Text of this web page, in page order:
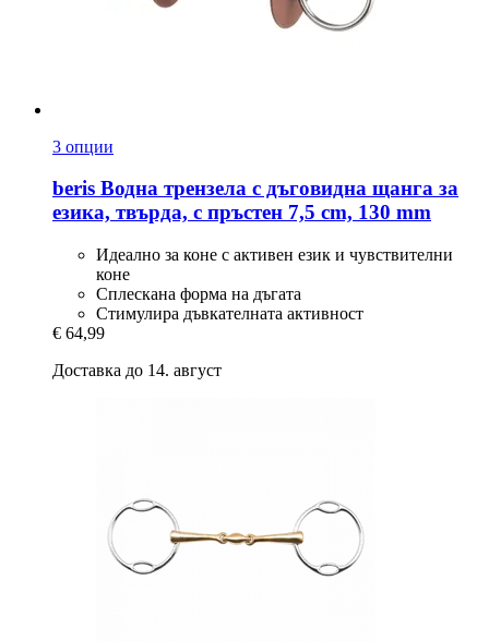
3 опции
beris Водна трензела с дъговидна щанга за
езика, твърда, с пръстен 7,5 cm, 130 mm
Идеално за коне с активен език и чувствителни
коне
Сплескана форма на дъгата
Стимулира дъвкателната активност
€ 64,99
Доставка до 14. август